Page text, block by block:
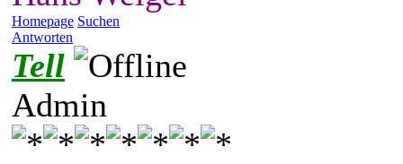
Homepage Suchen
Antworten
Tell
Admin